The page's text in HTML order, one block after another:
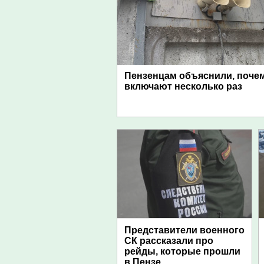
Пензенцам объяснили,
включают несколько раз
Представители военного
СК рассказали про
рейды, которые прошли
в Пензе